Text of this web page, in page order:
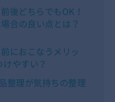
後どちらでもOK！
合の良い点とは？
におこなうメリッ
やすい？
整理が気持ちの整理